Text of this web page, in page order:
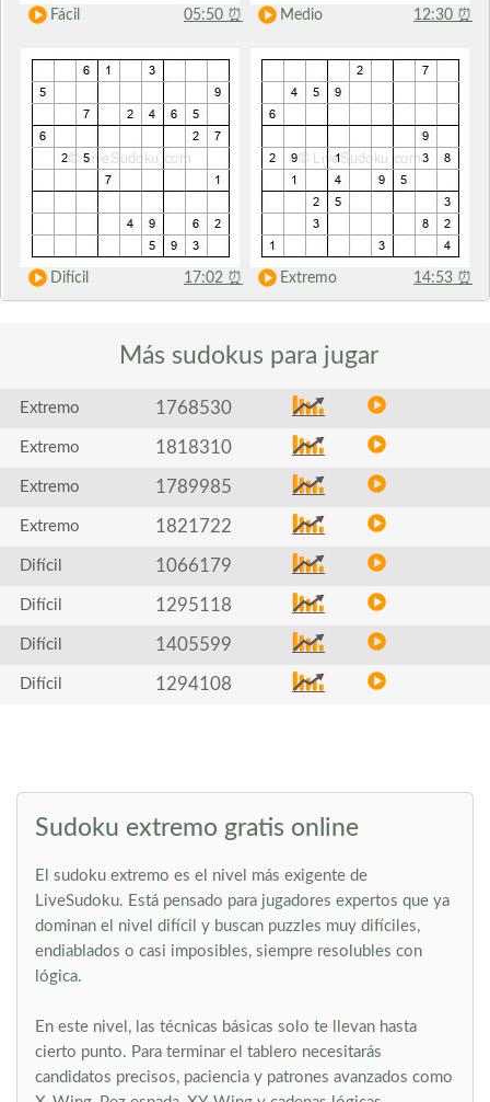
Fácil 05:50 ⏰ Medio 12:30 ⏰
Difícil 17:02 ⏰ Extremo 14:53 ⏰
Más sudokus para jugar
Extremo 1768530
Extremo 1818310
Extremo 1789985
Extremo 1821722
Difícil 1066179
Difícil 1295118
Difícil 1405599
Difícil 1294108
Sudoku extremo gratis online
El sudoku extremo es el nivel más exigente de
LiveSudoku. Está pensado para jugadores expertos que ya
dominan el nivel difícil y buscan puzzles muy difíciles,
endiablados o casi imposibles, siempre resolubles con
lógica.
En este nivel, las técnicas básicas solo te llevan hasta
cierto punto. Para terminar el tablero necesitarás
candidatos precisos, paciencia y patrones avanzados como